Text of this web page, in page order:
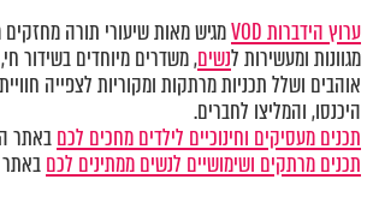
ערוץ הידברות VOD
מגיש מאות שיעורי תורה
מגוונות ומעשירות לנשים, משדרים מיוחדים בשידור
אוהבים ושלל תכניות מרתקות ומקוריות לצפייה
היכנסו, והמליצו לחברים.
תכנים מעסיקים וחינוכיים לילדים מחכים לכםבאתר
תכנים מרתקים ושימושיים לנשים ממתינים לכםבאתר